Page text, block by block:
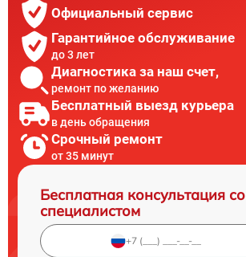
Официальный сервис
Гарантийное обслуживание
до 3 лет
Диагностика за наш счет,
ремонт по желанию
Бесплатный выезд курьера
в день обращения
Срочный ремонт
от 35 минут
Бесплатная консультация со
специалистом